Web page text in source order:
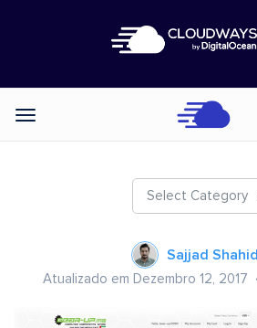
Categories
Select Category
Sajjad Shahid
Atualizado em Dezembro 12, 2017